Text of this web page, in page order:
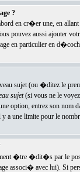
?
en cr�er une, en
pouvez aussi ajouter
en particulier en
sujet (ou �ditez le
sujet(si vous ne le voyez
option, entrez son nom
y a une limite pour le
�tre �dit�s par le
associ� avec lui). Si